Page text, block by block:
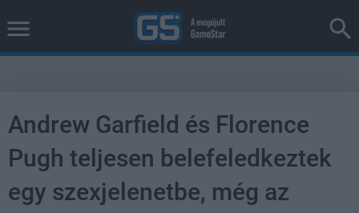
Andrew Garfield és Florence
Pugh teljesen belefeledkeztek
egy szexjelenetbe, még az